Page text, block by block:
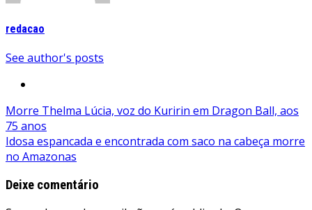
redacao
See author's posts
Navegação
de
Post
Morre Thelma Lúcia, voz do Kuririn em Dragon Ball, aos
75 anos
Idosa espancada e encontrada com saco na cabeça morre
no Amazonas
Deixe comentário